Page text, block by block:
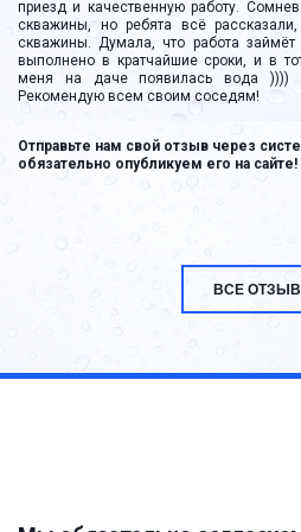
приезд и качественную работу.
скважины, но ребята всё
скважины. Думала, что работа
выполнено в кратчайшие сроки, и в
меня на даче появилась вода ))))
Рекомендую всем своим соседям!
Отправьте нам свой отзыв через
обязательно опубликуем его на
ВСЕ